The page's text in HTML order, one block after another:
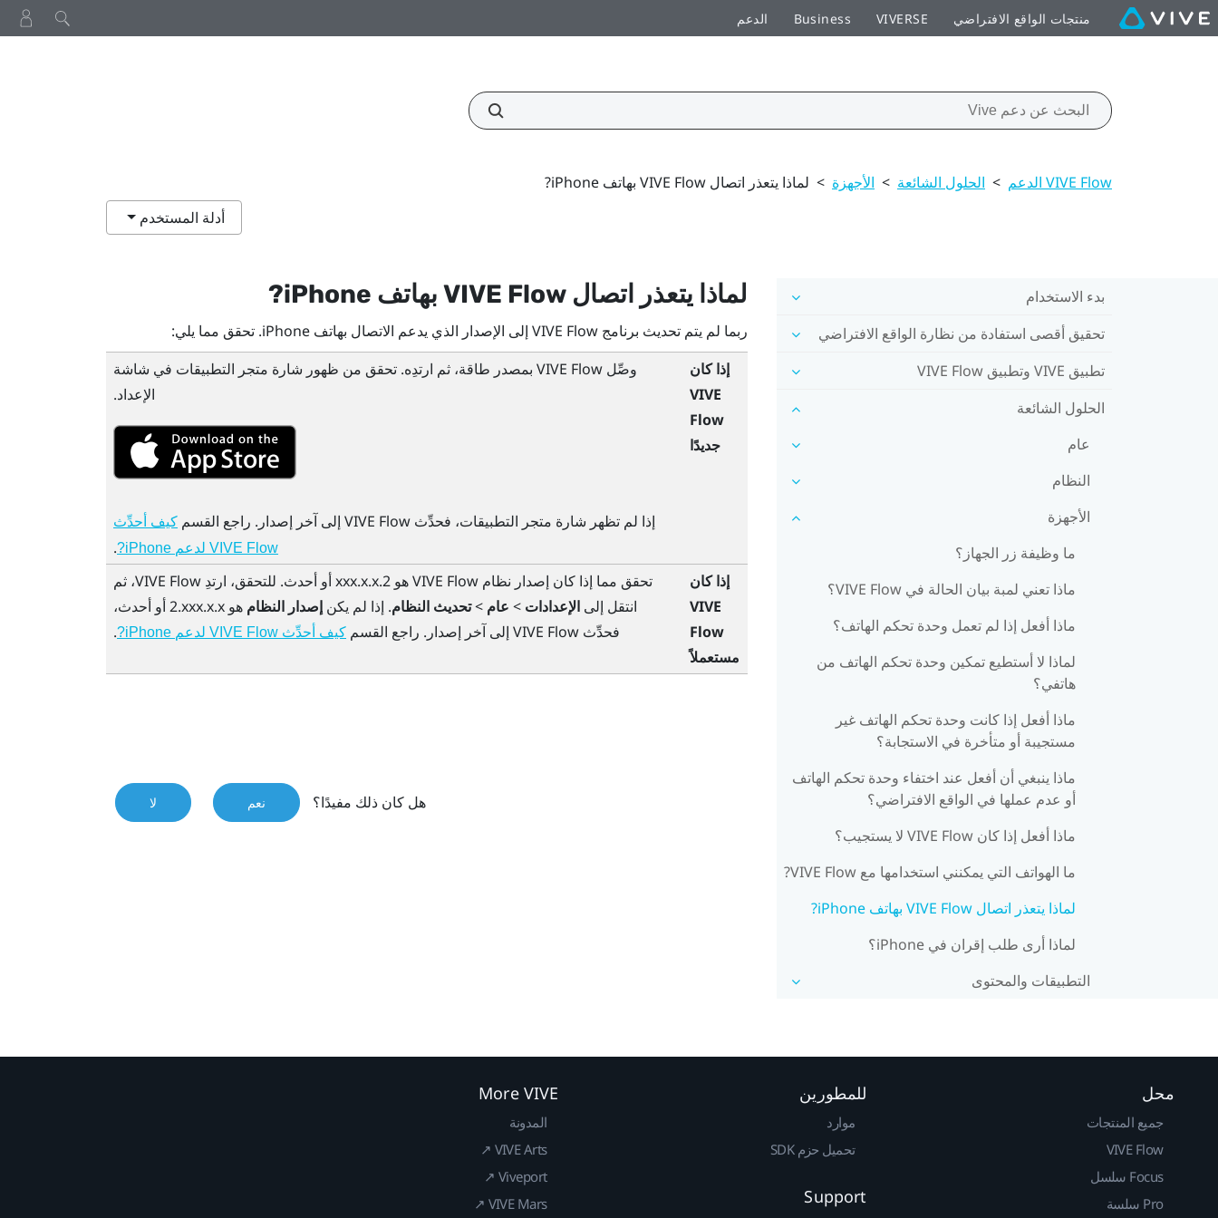
منتجات الواقع الافتراضي VIVERSE
Business الدعم
VIVE Flow الدعم > الحلول الشائعة > الأجهزة > لماذا يتعذر اتصال VIVE Flow بهاتف iPhone?
أدلة المستخدم
بدء الاستخدام
تحقيق أقصى استفادة من نظارة الواقع الافتراضي
تطبيق VIVE وتطبيق VIVE Flow
الحلول الشائعة
عام
النظام
الأجهزة
ما وظيفة زر الجهاز؟
ماذا تعني لمبة بيان الحالة في VIVE Flow؟
ماذا أفعل إذا لم تعمل وحدة تحكم الهاتف؟
لماذا لا أستطيع تمكين وحدة تحكم الهاتف من
هاتفي؟
ماذا أفعل إذا كانت وحدة تحكم الهاتف غير
مستجيبة أو متأخرة في الاستجابة؟
ماذا ينبغي أن أفعل عند اختفاء وحدة تحكم الهاتف
أو عدم عملها في الواقع الافتراضي؟
ماذا أفعل إذا كان VIVE Flow لا يستجيب؟
ما الهواتف التي يمكنني استخدامها مع VIVE Flow?
لماذا يتعذر اتصال VIVE Flow بهاتف iPhone?
لماذا أرى طلب إقران في iPhone؟
التطبيقات والمحتوى
لماذا يتعذر اتصال VIVE Flowبهاتف iPhone
?
ربما لم يتم تحديث برنامج VIVE Flowإلى الإصدار الذي يدعم الاتصال بهاتف iPhone. تحقق مما يلي:
إذا كان
VIVE
Flow
جديدًا
وصِّل VIVE Flowبمصدر طاقة، ثم ارتدِه. تحقق من ظهور شارة متجر التطبيقات في شاشة
الإعداد.
إذا لم تظهر شارة متجر التطبيقات، فحدِّث VIVE Flowإلى آخر إصدار. راجع القسم كيف أحدِّث
VIVE Flow لدعم iPhone?
.
إذا كان
VIVE
Flow
مستعملاً
تحقق مما إذا كان إصدار نظام VIVE Flowهو 2.xxx.x.x أو أحدث. للتحقق، ارتدِ VIVE Flow، ثم
انتقل إلى الإعدادات > عام >تحديث النظام. إذا لم يكن إصدار النظام
هو ‎2.xxx.x.x أو أحدث،
فحدِّث VIVE Flowإلى آخر إصدار. راجع القسم كيف أحدِّث VIVE Flow لدعم iPhone? .
هل كان ذلك مفيدًا؟ نعم لا
محل
جميع المنتجات
VIVE Flow
Focus سلسل
Pro سلسة
للمطورين
موارد
تحميل حزم SDK
Support
More VIVE
المدونة
VIVE Arts ↗
Viveport ↗
VIVE Mars ↗